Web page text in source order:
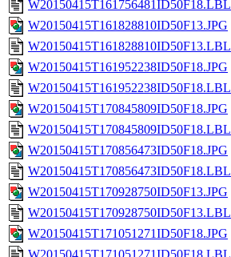
W20150415T161756481ID50F18.LBL
W20150415T161828810ID50F13.JPG
W20150415T161828810ID50F13.LBL
W20150415T161952238ID50F18.JPG
W20150415T161952238ID50F18.LBL
W20150415T170845809ID50F18.JPG
W20150415T170845809ID50F18.LBL
W20150415T170856473ID50F18.JPG
W20150415T170856473ID50F18.LBL
W20150415T170928750ID50F13.JPG
W20150415T170928750ID50F13.LBL
W20150415T171051271ID50F18.JPG